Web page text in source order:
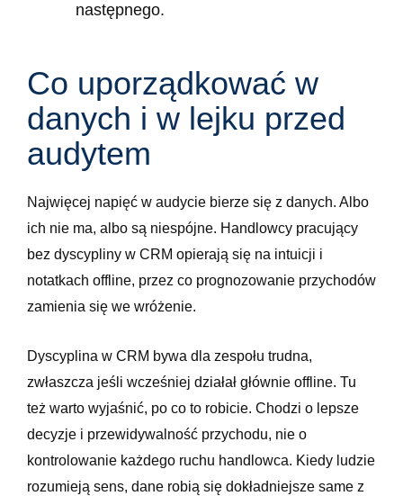
następnego.
Co uporządkować w
danych i w lejku przed
audytem
Najwięcej napięć w audycie bierze się z danych. Albo
ich nie ma, albo są niespójne. Handlowcy pracujący
bez dyscypliny w CRM opierają się na intuicji i
notatkach offline, przez co prognozowanie przychodów
zamienia się we wróżenie.
Dyscyplina w CRM bywa dla zespołu trudna,
zwłaszcza jeśli wcześniej działał głównie offline. Tu
też warto wyjaśnić, po co to robicie. Chodzi o lepsze
decyzje i przewidywalność przychodu, nie o
kontrolowanie każdego ruchu handlowca. Kiedy ludzie
rozumieją sens, dane robią się dokładniejsze same z